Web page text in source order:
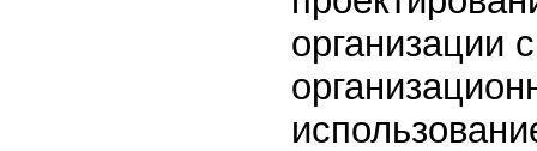
организации